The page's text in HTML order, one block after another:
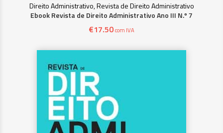
Direito Administrativo, Revista de Direito Administrativo
Ebook Revista de Direito Administrativo Ano III N.º 7
€17.50com IVA